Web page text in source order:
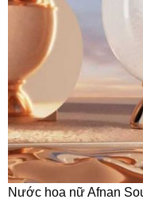
Nước hoa nữ Afnan